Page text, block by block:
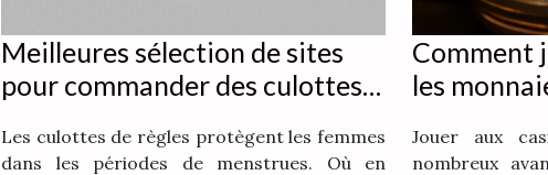
Meilleures sélection de sites
pour commander des culottes
Les culottes de règles protègent les femmes
dans les périodes de menstrues. Où en
Comment
les
Jouer aux
nombreux